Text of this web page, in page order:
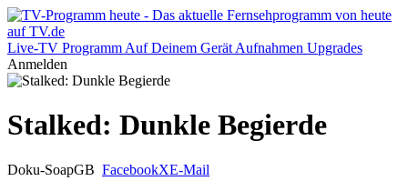
Live-TV Programm Auf Deinem Gerät Aufnahmen Upgrades
Anmelden
Stalked: Dunkle Begierde
Doku-SoapGB FacebookXE-Mail